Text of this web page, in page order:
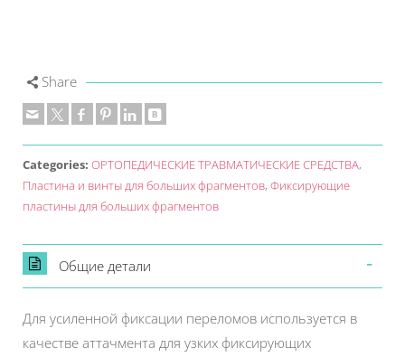
Share
Categories: ОРТОПЕДИЧЕСКИЕ ТРАВМАТИЧЕСКИЕ СРЕДСТВА,
Пластина и винты для больших фрагментов, Фиксирующие
пластины для больших фрагментов
Общие детали
Для усиленной фиксации переломов используется в
качестве аттачмента для узких фиксирующих